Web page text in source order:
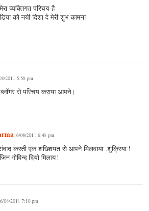
व्यक्तिगत परिचय है
को नयी दिशा दे मेरी शुभ कामना
2011 5:58 pm
से परिचय कराया आपने।
6/08/2011 6:48 pm
करती एक शख्शियत से आपने मिलवाया .शुक्रिया !
गोविन्द दियो मिलाय!
6/08/2011 7:10 pm